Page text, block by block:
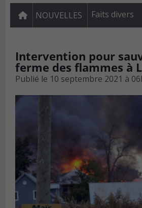
NOUVELLES Faits divers
Intervention pour
ferme des flammes à
Publié le 10 septembre 2021 à